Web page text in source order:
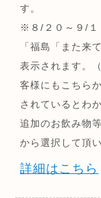
す。
※８/２０～９/１
「福島「また来
表示されます。
客様にもこちら
されているとわ
追加のお飲み物
から選択して頂
詳細はこちら